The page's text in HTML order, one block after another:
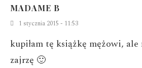
MADAME B
1 stycznia 2015 - 11:53
kupiłam tę książkę mężowi,
zajrzę 🙂